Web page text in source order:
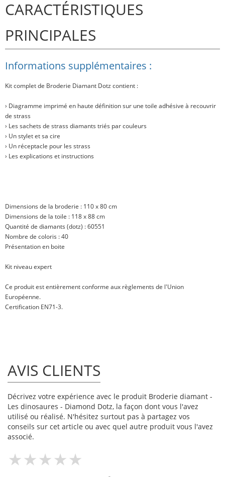
CARACTÉRISTIQUES
PRINCIPALES
Informations supplémentaires :
Kit complet de Broderie Diamant Dotz contient :
› Diagramme imprimé en haute définition sur une toile adhésive à recouvrir
de strass
› Les sachets de strass diamants triés par couleurs
› Un stylet et sa cire
› Un réceptacle pour les strass
› Les explications et instructions
Dimensions de la broderie : 110 x 80 cm
Dimensions de la toile : 118 x 88 cm
Quantité de diamants (dotz) : 60551
Nombre de coloris : 40
Présentation en boite
Kit niveau expert
Ce produit est entièrement conforme aux règlements de l'Union
Européenne.
Certification EN71-3.
AVIS CLIENTS
Décrivez votre expérience avec le produit Broderie diamant -
Les dinosaures - Diamond Dotz, la façon dont vous l'avez
utilisé ou réalisé. N'hésitez surtout pas à partagez vos
conseils sur cet article ou avec quel autre produit vous l'avez
associé.